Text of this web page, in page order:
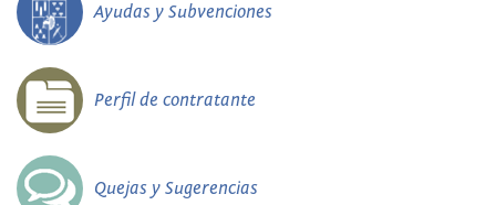
Ayudas y Subvenciones
Perfil de contratante
Quejas y Sugerencias